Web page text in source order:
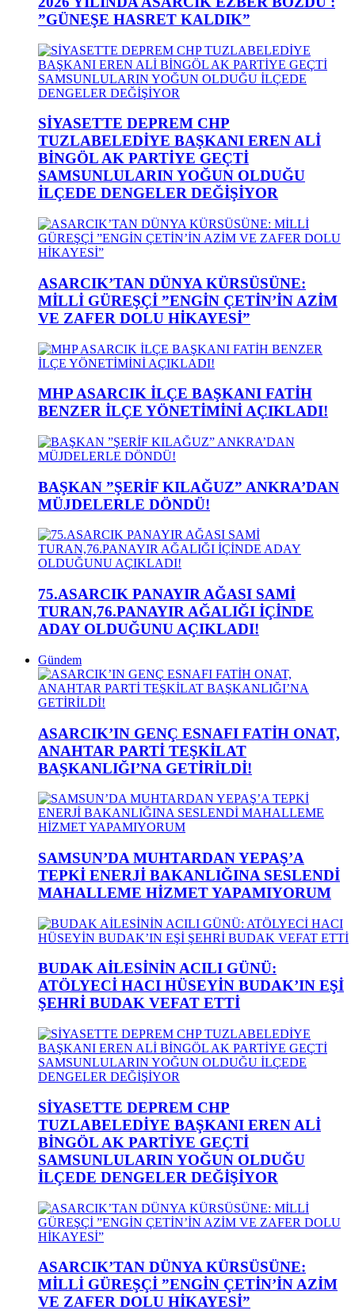
”GÜNEŞE HASRET KALDIK”
SİYASETTE DEPREM CHP
TUZLABELEDİYE BAŞKANI EREN ALİ
BİNGÖL AK PARTİYE GEÇTİ
SAMSUNLULARIN YOĞUN OLDUĞU
İLÇEDE DENGELER DEĞİŞİYOR
ASARCIK’TAN DÜNYA KÜRSÜSÜNE:
MİLLİ GÜREŞÇİ ”ENGİN ÇETİN’İN AZİM
VE ZAFER DOLU HİKAYESİ”
MHP ASARCIK İLÇE BAŞKANI FATİH
BENZER İLÇE YÖNETİMİNİ AÇIKLADI!
BAŞKAN ”ŞERİF KILAĞUZ” ANKRA’DAN
MÜJDELERLE DÖNDÜ!
75.ASARCIK PANAYIR AĞASI SAMİ
TURAN,76.PANAYIR AĞALIĞI İÇİNDE
ADAY OLDUĞUNU AÇIKLADI!
Gündem
ASARCIK’IN GENÇ ESNAFI FATİH ONAT,
ANAHTAR PARTİ TEŞKİLAT
BAŞKANLIĞI’NA GETİRİLDİ!
SAMSUN’DA MUHTARDAN YEPAŞ’A
TEPKİ ENERJİ BAKANLIĞINA SESLENDİ
MAHALLEME HİZMET YAPAMIYORUM
BUDAK AİLESİNİN ACILI GÜNÜ:
ATÖLYECİ HACI HÜSEYİN BUDAK’IN EŞİ
ŞEHRİ BUDAK VEFAT ETTİ
SİYASETTE DEPREM CHP
TUZLABELEDİYE BAŞKANI EREN ALİ
BİNGÖL AK PARTİYE GEÇTİ
SAMSUNLULARIN YOĞUN OLDUĞU
İLÇEDE DENGELER DEĞİŞİYOR
ASARCIK’TAN DÜNYA KÜRSÜSÜNE:
MİLLİ GÜREŞÇİ ”ENGİN ÇETİN’İN AZİM
VE ZAFER DOLU HİKAYESİ”